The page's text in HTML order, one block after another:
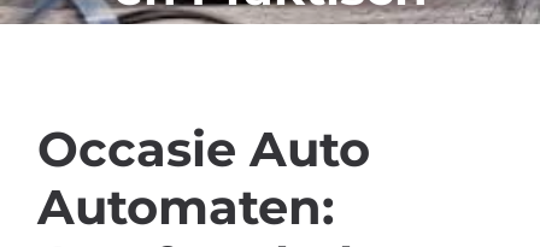
Occasie Auto
Automaten: